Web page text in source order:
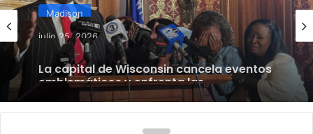
Madison
julio 25, 2026
La capital de Wisconsin cancela eventos
emblemáticos y enfrenta las
consecuencias de un tiroteo policial